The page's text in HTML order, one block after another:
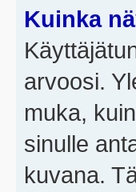
Kuinka
arvoosi.
muka,
sinulle
kuvana.